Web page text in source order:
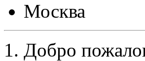
Москва
Добро